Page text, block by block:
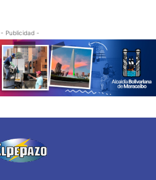
- Publicidad -